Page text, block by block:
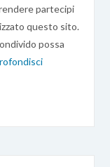
partecipi
questo sito.
possa